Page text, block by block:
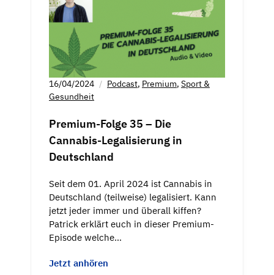
16/04/2024 Podcast, Premium, Sport &
Gesundheit
Premium-Folge 35 – Die
Cannabis-Legalisierung in
Deutschland
Seit dem 01. April 2024 ist Cannabis in
Deutschland (teilweise) legalisiert. Kann
jetzt jeder immer und überall kiffen?
Patrick erklärt euch in dieser Premium-
Episode welche…
Jetzt anhören